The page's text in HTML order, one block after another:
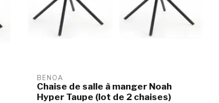
BENOA
Chaise de salle à manger Noah
Hyper Taupe (lot de 2 chaises)